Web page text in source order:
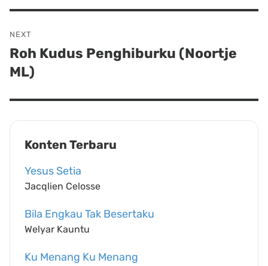
NEXT
Next
post:
Roh Kudus Penghiburku (Noortje
ML)
Konten Terbaru
Yesus Setia
Jacqlien Celosse
Bila Engkau Tak Besertaku
Welyar Kauntu
Ku Menang Ku Menang